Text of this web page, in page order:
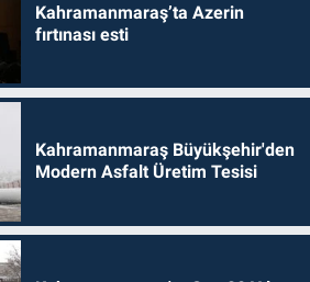
Kahramanmaraş’ta Azerin
fırtınası esti
Kahramanmaraş Büyükşehir'den
Modern Asfalt Üretim Tesisi